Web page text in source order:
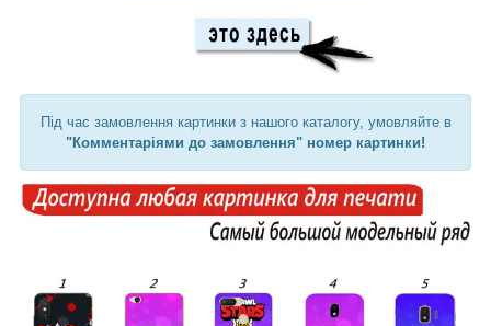
Під час замовлення картинки з нашого каталогу, умовляйте в
"Комментаріями до замовлення" номер картинки!